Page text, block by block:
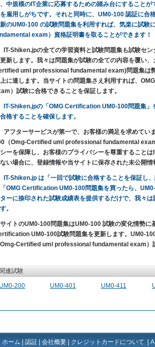
中規模のIT企業に応募するための踏み台にすること
雇用しがちです。それと同時に、UM0-100 認証に合
のUM0-100 の試験問題集を利用すれば、気楽に試
exam）資格証明書を取ることができます！
IT-Shiken.jpの全ての学習資料と試験問題集も試験セ
新します。我々は問題集が試験の全ての内容を覆い
uml professional fundamental exam)問題集は
に達します。当サイトの問題集さえ利用すれば、
）試験に合格できることを保証します。
IT-Shiken.jpの「OMG Certification UM0-100問題集」
格することを確保します。
アフターサービスが第一で、お客様の満足を求めて
（Omg-Certified uml professional fundamental
ーを保障し、お客様のプライバシーを尊重すること
い場合に、登録情報や当サイトに保存された未公開情
IT-Shiken.jp は「一回で試験に合格することを保証し
OMG Certification UM0-100問題集を買ったら、
ーに捺印された試験成績表を提供するだけで、我々
。
イトのUM0-100問題集はUM0-100 試験の変化情勢
UM0-100試験問題集を更新します。UM0-
Omg-Certified uml professional fundamental exam）
関連試験
UM0-200 UM0-401 UM0-411
ホーム 認証 会社概要 クレジットカードについて